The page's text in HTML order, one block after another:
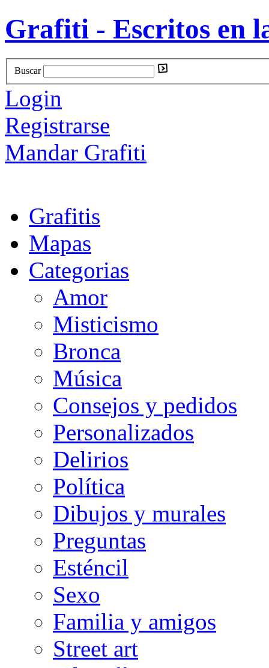
Grafiti - Escritos en
Buscar
Login
Registrarse
Mandar Grafiti
Grafitis
Mapas
Categorias
Amor
Misticismo
Bronca
Música
Consejos y pedidos
Personalizados
Delirios
Política
Dibujos y murales
Preguntas
Esténcil
Sexo
Familia y amigos
Street art